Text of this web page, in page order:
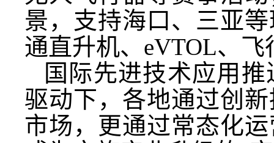
景，支持海口、三亚
通直升机、eVTOL、
国际先进技术应用
驱动下，各地通过创
市场，更通过常态化